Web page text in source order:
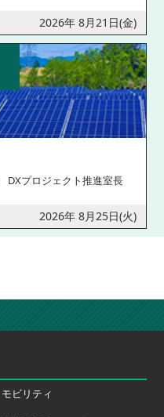
2026年 8月21日(金)
DXプロジェクト推進室長
2026年 8月25日(火)
モビリティ